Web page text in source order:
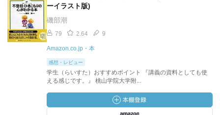
ーイラスト版)
磯部潮
79 2.64 9
Amazon.co.jp・本
感想・レビュー
学生（らいすた）おすすめポイント 『講義の資料としても使
える感じです。』 桃山学院大学附...